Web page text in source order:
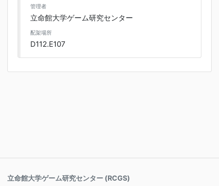
管理者
立命館大学ゲーム研究センター
配架場所
D112.E107
立命館大学ゲーム研究センター (RCGS)